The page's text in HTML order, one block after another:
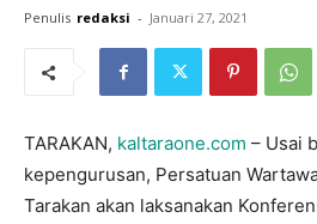
Penulis redaksi - Januari 27, 2021
TARAKAN, kaltaraone.com – Usai
kepengurusan, Persatuan
Tarakan akan laksanakan